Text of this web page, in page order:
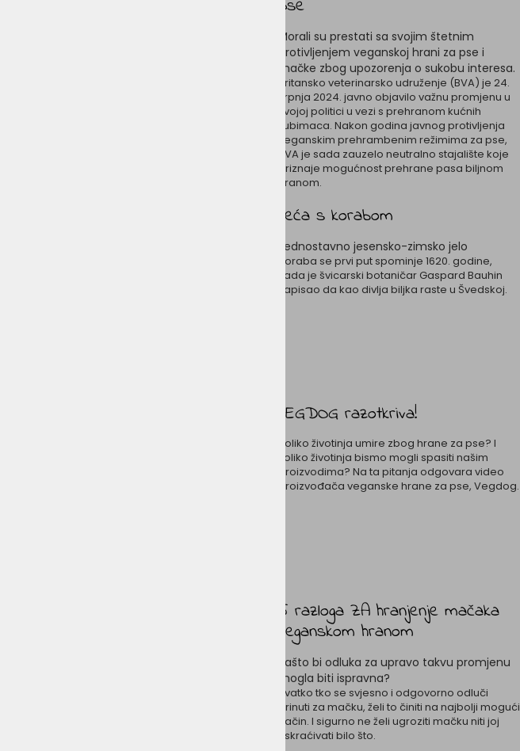
pse
Morali su prestati sa svojim štetnim
protivljenjem veganskoj hrani za pse i
mačke zbog upozorenja o sukobu interesa.
Britansko veterinarsko udruženje (BVA) je 24.
srpnja 2024. javno objavilo važnu promjenu u
svojoj politici u vezi s prehranom kućnih
ljubimaca. Nakon godina javnog protivljenja
veganskim prehrambenim režimima za pse,
BVA je sada zauzelo neutralno stajalište koje
priznaje mogućnost prehrane pasa biljnom
hranom.
Leća s korabom
Jednostavno jesensko-zimsko jelo
Koraba se prvi put spominje 1620. godine,
kada je švicarski botaničar Gaspard Bauhin
zapisao da kao divlja biljka raste u Švedskoj.
VEGDOG razotkriva!
Koliko životinja umire zbog hrane za pse? I
koliko životinja bismo mogli spasiti našim
proizvodima? Na ta pitanja odgovara video
proizvođača veganske hrane za pse, Vegdog.
5 razloga ZA hranjenje mačaka
veganskom hranom
Zašto bi odluka za upravo takvu promjenu
mogla biti ispravna?
Svatko tko se svjesno i odgovorno odluči
brinuti za mačku, želi to činiti na najbolji mogući
način. I sigurno ne želi ugroziti mačku niti joj
uskraćivati bilo što.